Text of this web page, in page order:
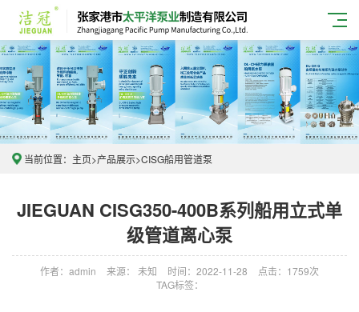
当前位置： 主页>产品展示>CISG船用管道泵
JIEGUAN CISG350-400B系列船用立式单
级管道离心泵
作者：admin 来源： 未知 时间：2022-11-28
点击：1759次
TAG标签：